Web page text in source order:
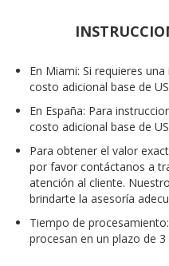
Para obtener el valor
por favor contáctanos a
brindarte la asesoría
Tiempo de
procesan en un plazo de
Paquetes Categoría B
$ 400
Paquetes Categoría C:
superiores a $400 dólares.